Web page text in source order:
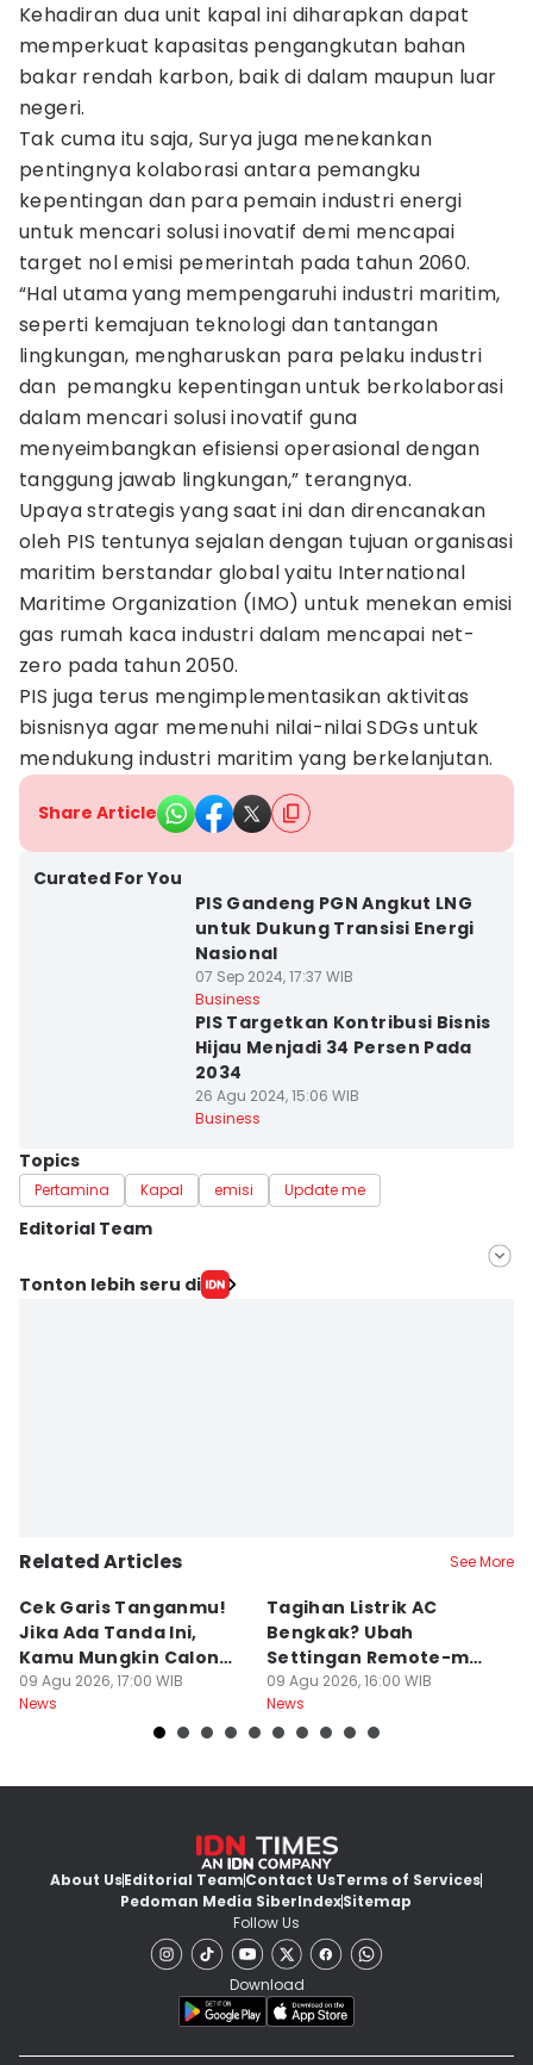
Kehadiran dua unit kapal ini diharapkan dapat
memperkuat kapasitas pengangkutan bahan
bakar rendah karbon, baik di dalam maupun luar
negeri.
Tak cuma itu saja, Surya juga menekankan
pentingnya kolaborasi antara pemangku
kepentingan dan para pemain industri energi
untuk mencari solusi inovatif demi mencapai
target nol emisi pemerintah pada tahun 2060.
“Hal utama yang mempengaruhi industri maritim,
seperti kemajuan teknologi dan tantangan
lingkungan, mengharuskan para pelaku industri
dan pemangku kepentingan untuk berkolaborasi
dalam mencari solusi inovatif guna
menyeimbangkan efisiensi operasional dengan
tanggung jawab lingkungan,” terangnya.
Upaya strategis yang saat ini dan direncanakan
oleh PIS tentunya sejalan dengan tujuan organisasi
maritim berstandar global yaitu International
Maritime Organization (IMO) untuk menekan emisi
gas rumah kaca industri dalam mencapai net-
zero pada tahun 2050.
PIS juga terus mengimplementasikan aktivitas
bisnisnya agar memenuhi nilai-nilai SDGs untuk
mendukung industri maritim yang berkelanjutan.
Share Article
Curated For You
PIS Gandeng PGN Angkut LNG
untuk Dukung Transisi Energi
Nasional
07 Sep 2024, 17:37 WIB
Business
PIS Targetkan Kontribusi Bisnis
Hijau Menjadi 34 Persen Pada
2034
26 Agu 2024, 15:06 WIB
Business
Topics
Pertamina Kapal emisi Update me
Editorial Team
Editor
Tonton lebih seru di
Related Articles See More
Cek Garis Tanganmu!
Jika Ada Tanda Ini,
Kamu Mungkin Calon
Orang Sukses
09 Agu 2026, 17:00 WIB
News
Tagihan Listrik AC
Bengkak? Ubah
Settingan Remote-mu
ke Mode Ini Mulai Nanti
Malam
09 Agu 2026, 16:00 WIB
News
About UsEditorial TeamContact UsTerms of Services
Pedoman Media SiberIndexSitemap
Follow Us
Download